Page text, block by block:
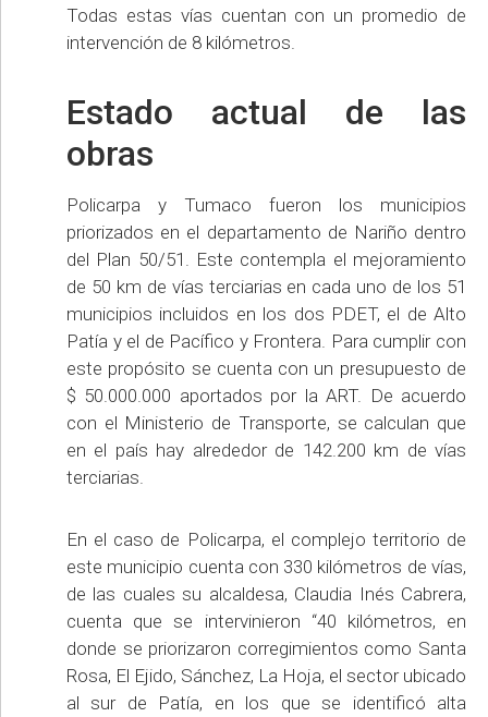
Todas estas vías cuentan con un promedio de
intervención de 8 kilómetros.
Estado actual de las
obras
Policarpa y Tumaco fueron los municipios
priorizados en el departamento de Nariño dentro
del Plan 50/51. Este contempla el mejoramiento
de 50 km de vías terciarias en cada uno de los 51
municipios incluidos en los dos PDET, el de Alto
Patía y el de Pacífico y Frontera. Para cumplir con
este propósito se cuenta con un presupuesto de
$ 50.000.000 aportados por la ART. De acuerdo
con el Ministerio de Transporte, se calculan que
en el país hay alrededor de 142.200 km de vías
terciarias.
En el caso de Policarpa, el complejo territorio de
este municipio cuenta con 330 kilómetros de vías,
de las cuales su alcaldesa, Claudia Inés Cabrera,
cuenta que se intervinieron “40 kilómetros, en
donde se priorizaron corregimientos como Santa
Rosa, El Ejido, Sánchez, La Hoja, el sector ubicado
al sur de Patía, en los que se identificó alta